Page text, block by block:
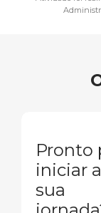
Pronto
iniciar a
sua